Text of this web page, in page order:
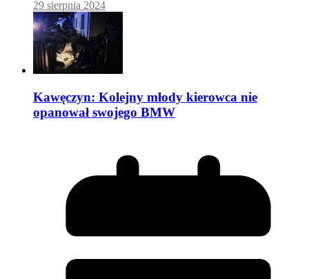
29 sierpnia 2024
Kawęczyn: Kolejny młody kierowca nie
opanował swojego BMW